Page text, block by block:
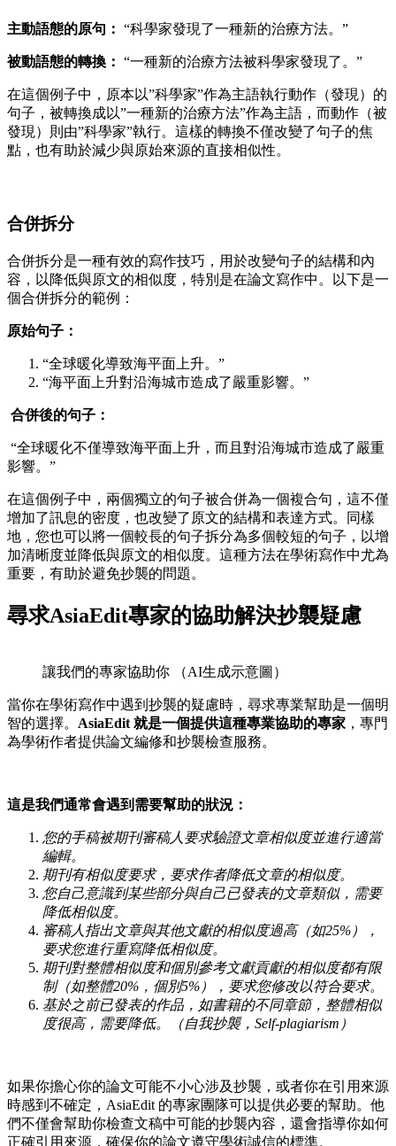
主動語態的原句： “科學家發現了一種新的治療方法。”
被動語態的轉換： “一種新的治療方法被科學家發現了。”
在這個例子中，原本以”科學家”作為主語執行動作（發現）的
句子，被轉換成以”一種新的治療方法”作為主語，而動作（被
發現）則由”科學家”執行。這樣的轉換不僅改變了句子的焦
點，也有助於減少與原始來源的直接相似性。
合併拆分
合併拆分是一種有效的寫作技巧，用於改變句子的結構和內
容，以降低與原文的相似度，特別是在論文寫作中。以下是一
個合併拆分的範例：
原始句子：
“全球暖化導致海平面上升。”
“海平面上升對沿海城市造成了嚴重影響。”
合併後的句子：
“全球暖化不僅導致海平面上升，而且對沿海城市造成了嚴重
影響。”
在這個例子中，兩個獨立的句子被合併為一個複合句，這不僅
增加了訊息的密度，也改變了原文的結構和表達方式。同樣
地，您也可以將一個較長的句子拆分為多個較短的句子，以增
加清晰度並降低與原文的相似度。這種方法在學術寫作中尤為
重要，有助於避免抄襲的問題。
尋求AsiaEdit專家的協助解決抄襲疑慮
讓我們的專家協助你 （AI生成示意圖）
當你在學術寫作中遇到抄襲的疑慮時，尋求專業幫助是一個明
智的選擇。 AsiaEdit 就是一個提供這種專業協助的專家 ，專門
為學術作者提供論文編修和抄襲檢查服務。
這是我們通常會遇到需要幫助的狀況：
您的手稿被期刊審稿人要求驗證文章相似度並進行適當
編輯。
期刊有相似度要求，要求作者降低文章的相似度。
您自己意識到某些部分與自己已發表的文章類似，需要
降低相似度。
審稿人指出文章與其他文獻的相似度過高（如25%），
要求您進行重寫降低相似度。
期刊對整體相似度和個別參考文獻貢獻的相似度都有限
制（如整體20%，個別5%），要求您修改以符合要求。
基於之前已發表的作品，如書籍的不同章節，整體相似
度很高，需要降低。（自我抄襲，Self-plagiarism）
如果你擔心你的論文可能不小心涉及抄襲，或者你在引用來源
時感到不確定，AsiaEdit 的專家團隊可以提供必要的幫助。他
們不僅會幫助你檢查文稿中可能的抄襲內容，還會指導你如何
正確引用來源，確保你的論文遵守學術誠信的標準。